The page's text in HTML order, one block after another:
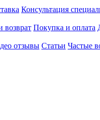
Консультация
возврат Покупка и оплата
отзывы Статьи Частые